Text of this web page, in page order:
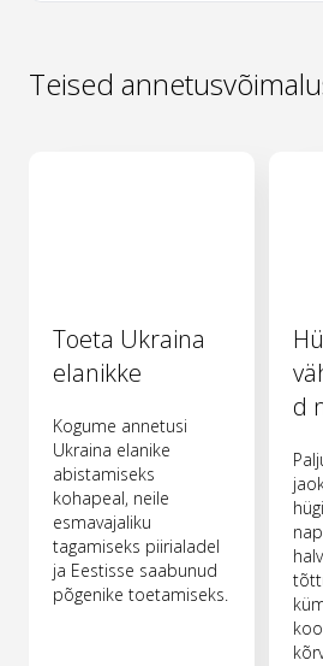
Teised
Toeta Ukraina
elanikke
Kogume annetusi
Ukraina elanike
abistamiseks
kohapeal, neile
esmavajaliku
tagamiseks piirialadel
ja Eestisse saabunud
põgenike toetamiseks.
d